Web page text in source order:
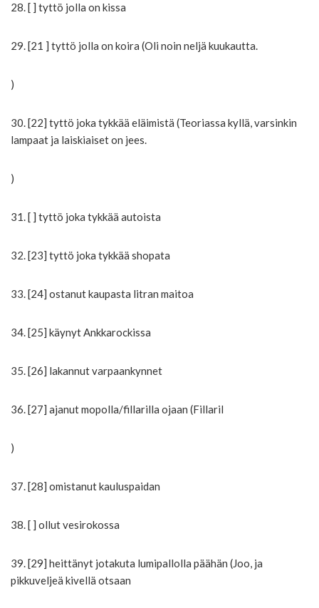
28. [ ] tyttö jolla on kissa
29. [21 ] tyttö jolla on koira (Oli noin neljä kuukautta.
)
30. [22] tyttö joka tykkää eläimistä (Teoriassa kyllä, varsinkin
lampaat ja laiskiaiset on jees.
)
31. [ ] tyttö joka tykkää autoista
32. [23] tyttö joka tykkää shopata
33. [24] ostanut kaupasta litran maitoa
34. [25] käynyt Ankkarockissa
35. [26] lakannut varpaankynnet
36. [27] ajanut mopolla/fillarilla ojaan (Fillaril
)
37. [28] omistanut kauluspaidan
38. [ ] ollut vesirokossa
39. [29] heittänyt jotakuta lumipallolla päähän (Joo, ja
pikkuveljeä kivellä otsaan